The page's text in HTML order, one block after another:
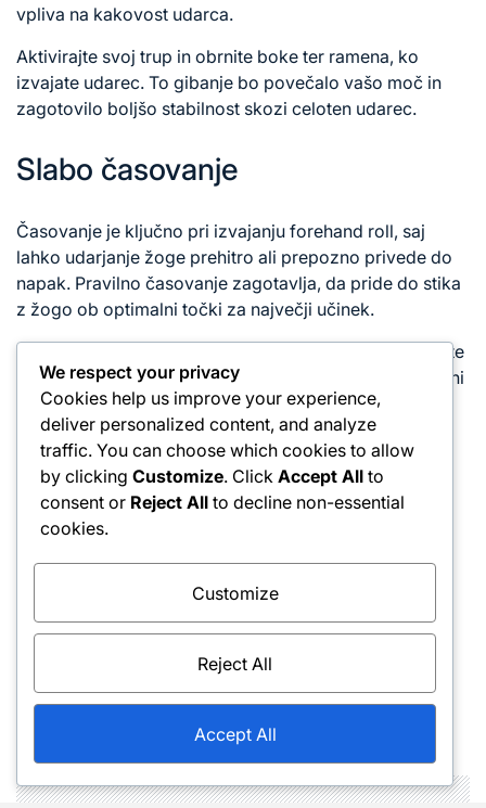
vpliva na kakovost udarca.
Aktivirajte svoj trup in obrnite boke ter ramena, ko
izvajate udarec. To gibanje bo povečalo vašo moč in
zagotovilo boljšo stabilnost skozi celoten udarec.
Slabo časovanje
Časovanje je ključno pri izvajanju forehand roll, saj
lahko udarjanje žoge prehitro ali prepozno privede do
napak. Pravilno časovanje zagotavlja, da pride do stika
z žogo ob optimalni točki za največji učinek.
Vadite svoje gibanje nog in pozicioniranje, da izboljšate
svoje časovanje. Ciljajte, da udarite žogo, ko je na višini
pasu, za najboljše rezultate.
Neenotna uporaba spina
Neenotna uporaba spina lahko vodi do nepredvidljivih
zapestja, da najdete pravo tehniko za uporabo spina.
Redna praksa vam bo pomagala razviti občutek za to,
koliko spina uporabiti v različnih situacijah.
We respect your privacy
Cookies help us improve your experience,
deliver personalized content, and analyze
traffic. You can choose which cookies to allow
by clicking Customize. Click Accept All to
consent or Reject All to decline non-essential
cookies.
Customize
Reject All
Accept All